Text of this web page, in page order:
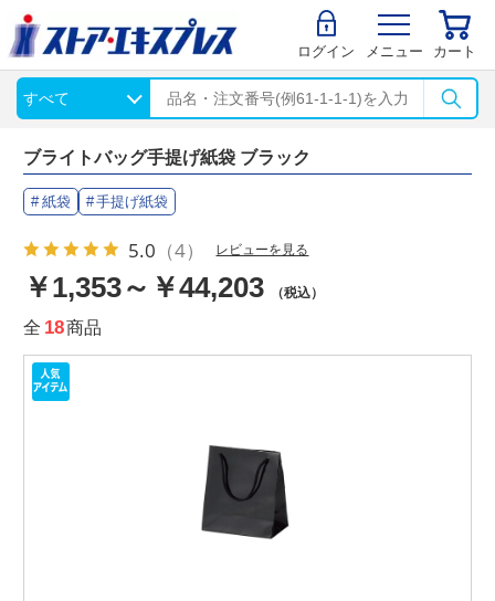
ログイン メニュー カート
ブライトバッグ手提げ紙袋 ブラック
紙袋 手提げ紙袋
5.0 （4） レビューを見る
￥1,353～￥44,203 （税込）
全 18商品